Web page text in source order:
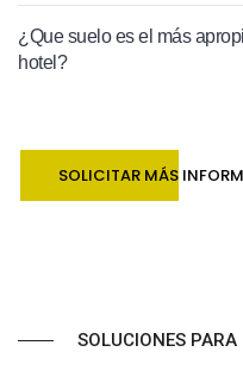
¿Que suelo es el más
hotel?
SOLICITAR MÁS
SOLUCIONES PARA